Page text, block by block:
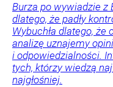
Burza po wywiadzie z
dlatego, że padły
Wybuchła dlatego,
analizę uznajemy
i odpowiedzialności.
tych, którzy wiedzą
najgłośniej.